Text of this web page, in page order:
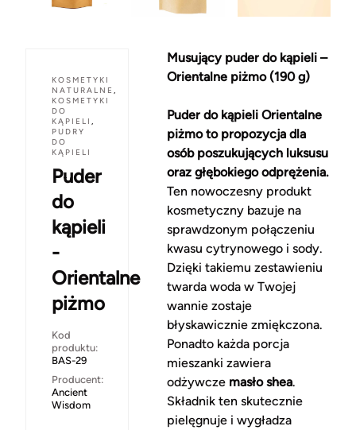
KOSMETYKI
NATURALNE ,
KOSMETYKI
DO
KĄPIELI ,
PUDRY
DO
KĄPIELI
Puder
do
kąpieli
-
Orientalne
piżmo
Kod
produktu:
BAS-29
Producent:
Ancient
Wisdom
Musujący puder do kąpieli –
Orientalne piżmo (190 g)
Puder do kąpieli Orientalne
piżmo to propozycja dla
osób poszukujących luksusu
oraz głębokiego odprężenia.
Ten nowoczesny produkt
kosmetyczny bazuje na
sprawdzonym połączeniu
kwasu cytrynowego i sody.
Dzięki takiemu zestawieniu
twarda woda w Twojej
wannie zostaje
błyskawicznie zmiękczona.
Ponadto każda porcja
mieszanki zawiera
odżywcze masło shea.
Składnik ten skutecznie
pielęgnuje i wygładza